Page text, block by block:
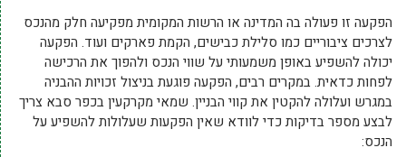
הפקעה זו פעולה בה המדינה או הרשות המקומית מפקיעה חלק מהנכס
לצרכים ציבוריים כמו סלילת כבישים, הקמת פארקים ועוד. הפקעה
יכולה להשפיע באופן משמעותי על שווי הנכס ולהפוך את הרכישה
לפחות כדאית. במקרים רבים, הפקעה פוגעת בניצול זכויות ההבניה
במגרש ועלולה להקטין את קווי הבניין. שמאי מקרקעין בכפר סבא צריך
לבצע מספר בדיקות כדי לוודא שאין הפקעות שעלולות להשפיע על
הנכס: